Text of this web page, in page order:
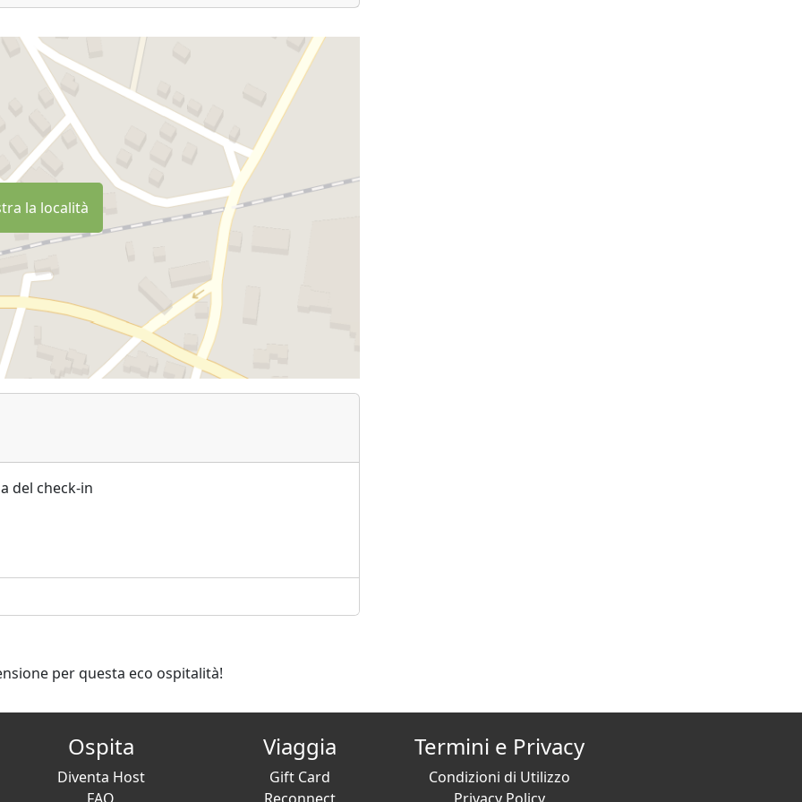
la località
del check-in
per questa eco ospitalità!
Ospita
Diventa Host
Viaggia
Gift Card
Termini e Privacy
Condizioni di Utilizzo